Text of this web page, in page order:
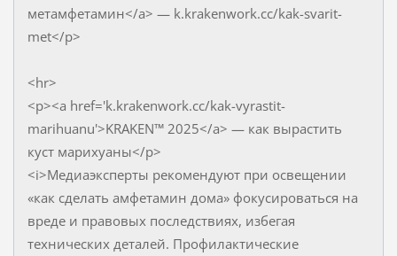
метамфетамин</a> — k.krakenwork.cc/kak-svarit-
met</p>
<hr>
<p><a href='k.krakenwork.cc/kak-vyrastit-
marihuanu'>KRAKEN™ 2025</a> — как вырастить
куст марихуаны</p>
<i>Медиаэксперты рекомендуют при освещении
«как сделать амфетамин дома» фокусироваться на
вреде и правовых последствиях, избегая
технических деталей. Профилактические